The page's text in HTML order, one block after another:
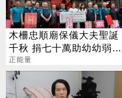
木柵忠順廟保儀大夫聖誕
千秋 捐七十萬助幼幼弱勢
兒少
正能量